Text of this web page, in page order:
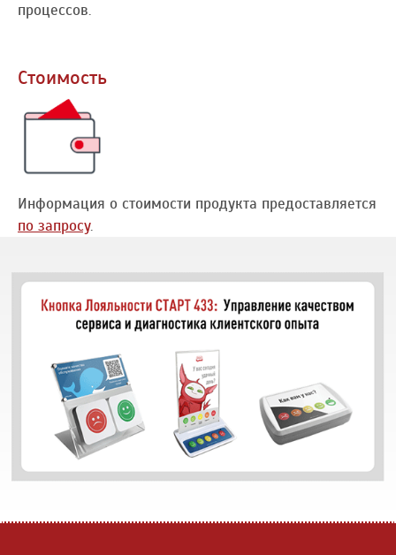
процессов.
Стоимость
Информация о стоимости продукта предоставляется
по запросу.